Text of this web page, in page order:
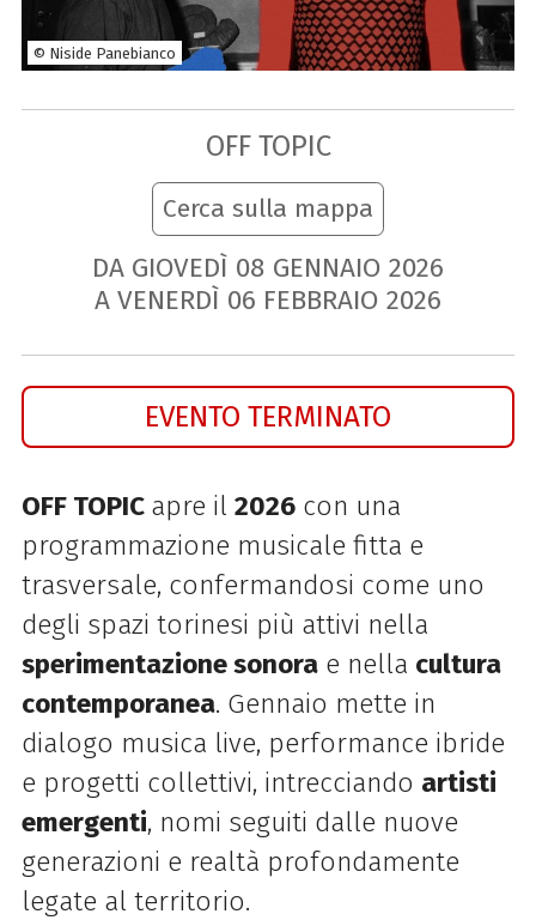
© Niside Panebianco
OFF TOPIC
Cerca sulla mappa
DA GIOVEDÌ 08 GENNAIO 2026
A VENERDÌ 06 FEBBRAIO 2026
EVENTO TERMINATO
OFF TOPIC apre il 2026con una
programmazione musicale fitta e
trasversale, confermandosi come uno
degli spazi torinesi più attivi nella
sperimentazione sonorae nella cultura
contemporanea. Gennaio mette in
dialogo musica live, performance ibride
e progetti collettivi, intrecciando artisti
emergenti, nomi seguiti dalle nuove
generazioni e realtà profondamente
legate al territorio.